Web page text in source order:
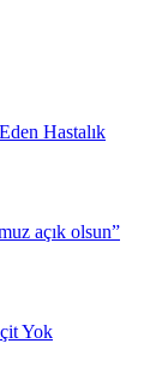
Hastalık
açık olsun”
Yok